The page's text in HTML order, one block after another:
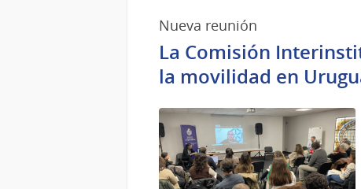
Nueva reunión
La Comisión
la movilidad en